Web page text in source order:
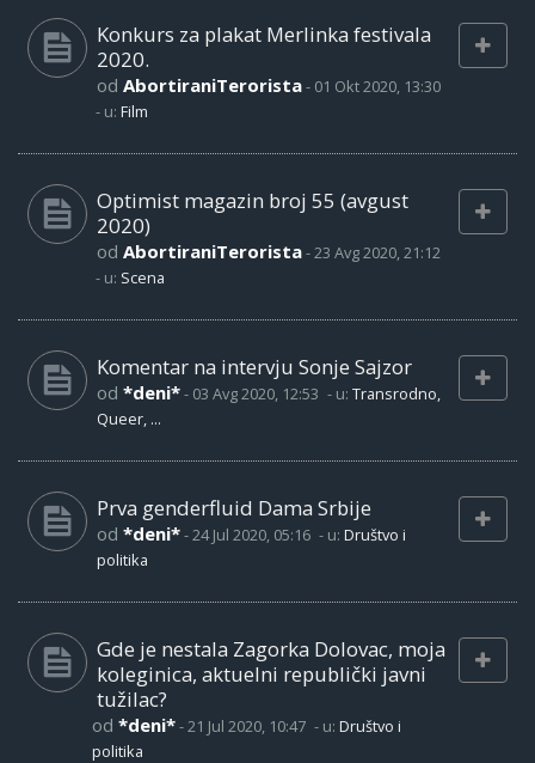
Konkurs za plakat Merlinka festivala
2020.
od AbortiraniTerorista- 01 Okt 2020, 13:30
- u: Film
Optimist magazin broj 55 (avgust
2020)
od AbortiraniTerorista-23 Avg 2020, 21:12
- u: Scena
Komentar na intervju Sonje Sajzor
od *deni*- 03 Avg 2020, 12:53 - u: Transrodno,
Queer, ...
Prva genderfluid Dama Srbije
od *deni*-24 Jul 2020, 05:16 - u: Društvo i
politika
Gde je nestala Zagorka Dolovac, moja
koleginica, aktuelni republički javni
tužilac?
od *deni*-21 Jul 2020, 10:47 - u: Društvo i
politika